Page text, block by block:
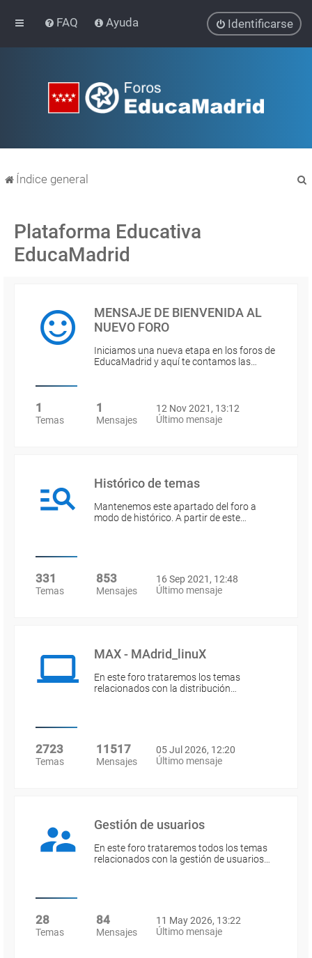
FAQ Ayuda Identificarse
Índice general
Plataforma Educativa
EducaMadrid
MENSAJE DE BIENVENIDA AL
NUEVO FORO
Iniciamos una nueva etapa en los foros de
EducaMadrid y aquí te contamos las…
1
Temas
1
Mensajes
12 Nov 2021, 13:12
Último mensaje
Histórico de temas
Mantenemos este apartado del foro a
modo de histórico. A partir de este…
331
Temas
853
Mensajes
16 Sep 2021, 12:48
Último mensaje
MAX - MAdrid_linuX
En este foro trataremos los temas
relacionados con la distribución…
2723
Temas
11517
Mensajes
05 Jul 2026, 12:20
Último mensaje
Gestión de usuarios
En este foro trataremos todos los temas
relacionados con la gestión de usuarios…
28
Temas
84
Mensajes
11 May 2026, 13:22
Último mensaje